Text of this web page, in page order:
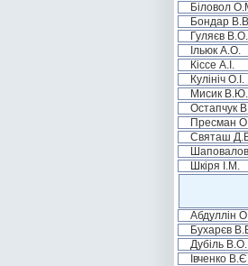
Біловол
Бондар
Гуляєв В.О.
Ільюк А.О.
Кіссе А.І.
Кулініч О.І.
Мисик В.Ю.
Остапчук
Пресман
Святаш
Шкіря І.М.
Абдуллін
Бухарєв
Дубіль В.О.
Івченко